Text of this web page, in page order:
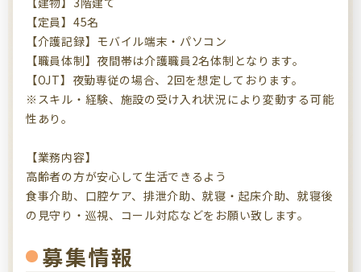
【定員】45名
【介護記録】モバイル端末・パソコン
【職員体制】夜間帯は介護職員2名体制となります。
【OJT】夜勤専従の場合、2回を想定しております。
※スキル・経験、施設の受け入れ状況により変動する可能
性あり。
【業務内容】
高齢者の方が安心して生活できるよう
食事介助、口腔ケア、排泄介助、就寝・起床介助、就寝後
の見守り・巡視、コール対応などをお願い致します。
募集情報